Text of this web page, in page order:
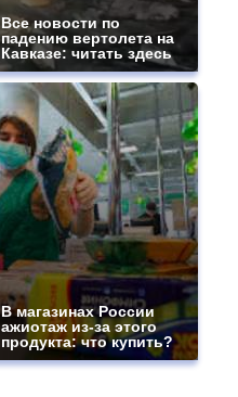
Все новости по
падению вертолета на
Кавказе: читать здесь
В магазинах России
ажиотаж из-за этого
продукта: что купить?